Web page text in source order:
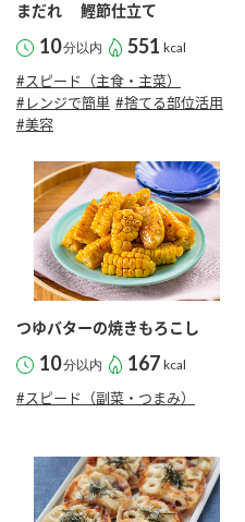
まだれ 鰹節仕立て
10分以内 551 kcal
#スピード（主食・主菜）
#レンジで簡単 #捨てる部位活用
#美容
つゆバターの焼きもろこし
10分以内 167 kcal
#スピード（副菜・つまみ）